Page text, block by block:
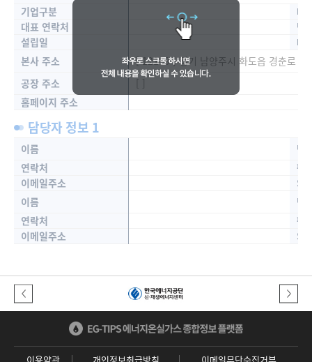
기업구분
대
대표 연락처
담
설립일
대
본사 주소
[ 12189 ] 경기 남양주시 화도읍 경춘로
공장 주소
[ ]
홈페이지 주소
담당자 정보 1
이름
담
연락처
팩
이메일주소
이름
담
연락처
팩
이메일주소